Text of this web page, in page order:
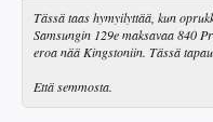
Tässä taas hymyilyttää, kun
Samsungin 129e maksavaa 840
eroa nää Kingstoniin. Tässä
Että semmosta.